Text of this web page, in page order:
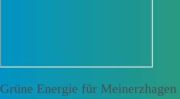
Grüne Energie für Meinerzhagen